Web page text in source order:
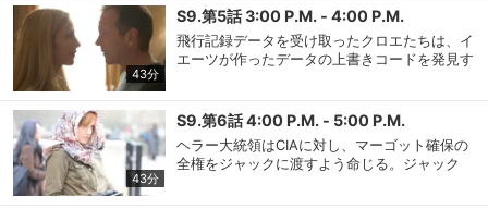
会員設定 会員情報 閉じる
会員情報変更
基本情報、本人連絡先、パスワード 、クレ
ジットカード情報の変更が可能です。
乗っ取られていたこと、さらなるテロ攻撃の可
能性があることを聞く。一方、マーゴットは非
情なやりかたで、シモーヌの夫ナヴィードに無
人爆撃機の操縦を命じる。
43分
S9.第5話 3:00 P.M. - 4:00 P.M.
飛行記録データを受け取ったクロエたちは、イ
エーツが作ったデータの上書きコードを発見す
の市民に犠牲が出るとの犯行予告映像をウェブ
に公開していた。CIA捜査員たちが映像から割
り出した建物に踏み込むが、同時に、無人爆撃
機により攻撃されてしまう。
43分
S9.第6話 4:00 P.M. - 5:00 P.M.
ヘラー大統領はCIAに対し、マーゴット確保の
全権をジャックに渡すよう命じる。ジャック